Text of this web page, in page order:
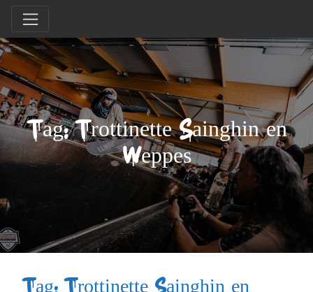
Tag: Trottinette Sainghin en
Weppes
Tag: Trottinette Sainghin en